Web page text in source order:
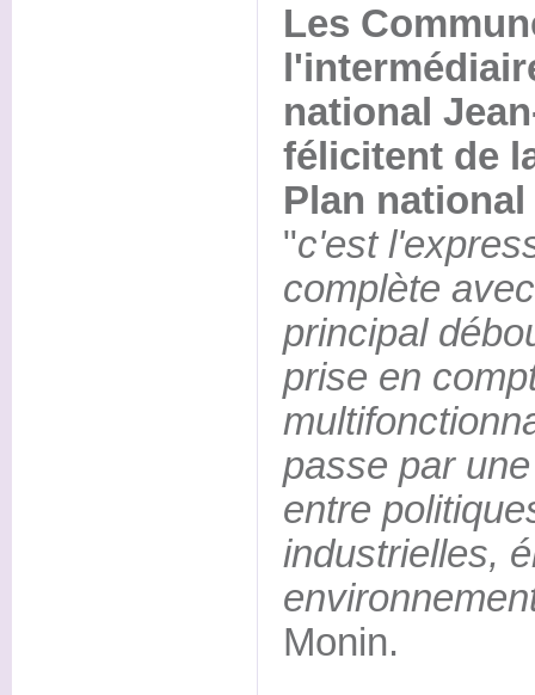
Les
national
félicitent de
Plan
"c'est
complète
principal
prise en
passe par
entre
industrielles,
Monin.